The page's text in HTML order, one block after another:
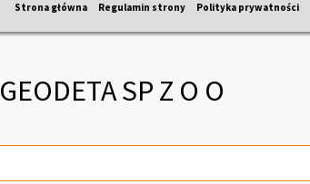
Strona główna Regulamin strony Polityka prywatności
GEODETA SP Z O O